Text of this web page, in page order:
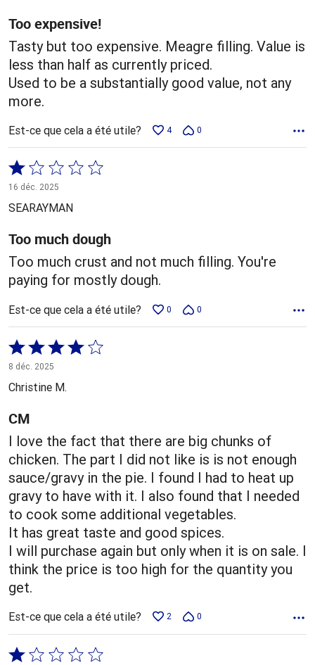
Too expensive!
Tasty but too expensive. Meagre filling. Value is
less than half as currently priced.
Used to be a substantially good value, not any
more.
Est-ce que cela a été utile? 4 0
Coté
1 sur
5
16 déc. 2025
SEARAYMAN
Too much dough
Too much crust and not much filling. You're
paying for mostly dough.
Est-ce que cela a été utile? 0 0
Coté
4 sur
5
8 déc. 2025
Christine M.
CM
I love the fact that there are big chunks of
chicken. The part I did not like is is not enough
sauce/gravy in the pie. I found I had to heat up
gravy to have with it. I also found that I needed
to cook some additional vegetables.
It has great taste and good spices.
I will purchase again but only when it is on sale. I
think the price is too high for the quantity you
get.
Est-ce que cela a été utile? 2 0
Coté